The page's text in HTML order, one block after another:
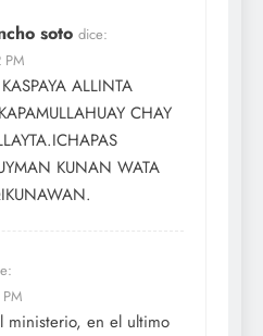
soto dice:
ALLINTA
CHAY
KUNAN WATA
ministerio, en el ultimo